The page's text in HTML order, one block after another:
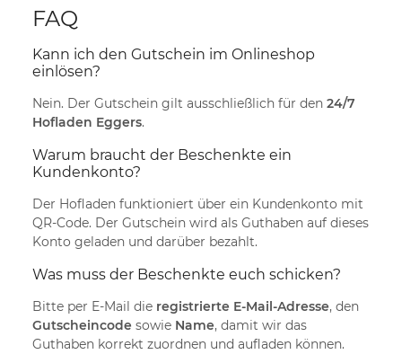
FAQ
Kann ich den Gutschein im Onlineshop
einlösen?
Nein. Der Gutschein gilt ausschließlich für den 24/7
Hofladen Eggers.
Warum braucht der Beschenkte ein
Kundenkonto?
Der Hofladen funktioniert über ein Kundenkonto mit
QR-Code. Der Gutschein wird als Guthaben auf dieses
Konto geladen und darüber bezahlt.
Was muss der Beschenkte euch schicken?
Bitte per E-Mail die registrierte E-Mail-Adresse, den
Gutscheincode sowie Name, damit wir das
Guthaben korrekt zuordnen und aufladen können.